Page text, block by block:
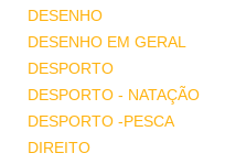
DESENHO
DESENHO EM GERAL
DESPORTO
DESPORTO - NATAÇÃO
DESPORTO -PESCA
DIREITO